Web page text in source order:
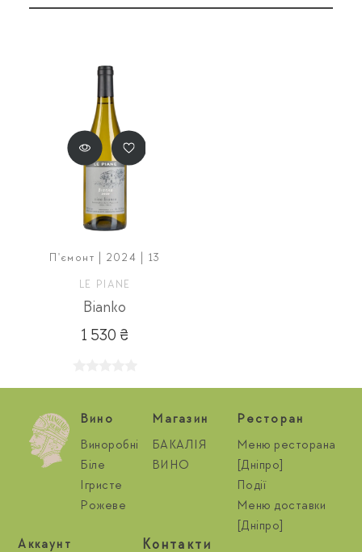
П'ємонт | 2024 | 13
LE PIANE
Bianko
1 530 ₴
Вино
Виноробні
Біле
Ігристе
Рожеве
Магазин
БАКАЛІЯ
ВИНО
Ресторан
Меню ресторана
[Дніпро]
Події
Меню доставки
[Дніпро]
Aккаунт
Контакти